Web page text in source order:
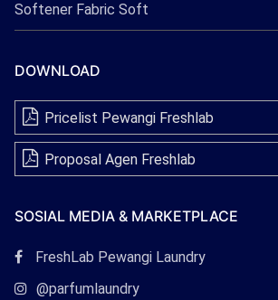
Softener Fabric Soft
DOWNLOAD
Pricelist Pewangi Freshlab
Proposal Agen Freshlab
SOSIAL MEDIA & MARKETPLACE
Tautan
Facebook
FreshLab Pewangi Laundry
Tautan@parfumlaundry